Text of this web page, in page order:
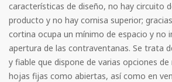
características de diseño, no hay circuito
producto y no hay cornisa superior;
cortina ocupa un mínimo de espacio y no
apertura de las contraventanas. Se trata
y fiable que dispone de varias opciones
hojas fijas como abiertas, así como en